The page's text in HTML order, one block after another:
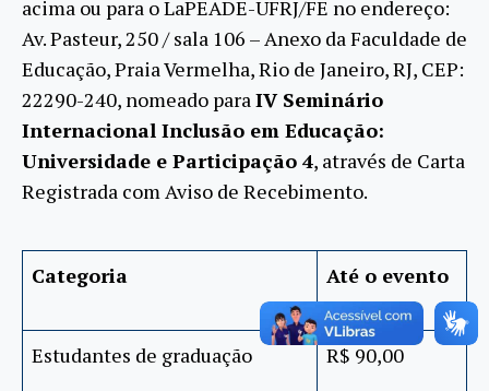
acima ou para o LaPEADE-UFRJ/FE no endereço:
Av. Pasteur, 250 / sala 106 – Anexo da Faculdade de
Educação, Praia Vermelha, Rio de Janeiro, RJ, CEP:
22290-240, nomeado paraIV Seminário
Internacional Inclusão em Educação:
Universidade e Participação 4, através de Carta
Registrada com Aviso de Recebimento.
Categoria Até o evento
Estudantes de graduação R$ 90,00